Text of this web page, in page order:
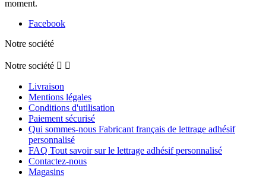
moment.
Facebook
Notre société
Notre société  
Livraison
Mentions légales
Conditions d'utilisation
Paiement sécurisé
Qui sommes-nous Fabricant français de lettrage adhésif
personnalisé
FAQ Tout savoir sur le lettrage adhésif personnalisé
Contactez-nous
Magasins